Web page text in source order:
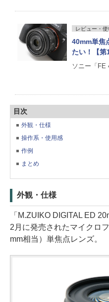
レビュー・使
40mm単焦
たい！【第
ソニー「FE
目次
外観・仕様
操作系・使用感
作例
まとめ
外観・仕様
「M.ZUIKO DIGITAL ED
2月に発売されたマイクロ
mm相当）単焦点レンズ。